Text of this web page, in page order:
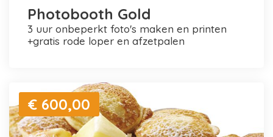
Photobooth Gold
3 uur onbeperkt foto's maken en printen
+gratis rode loper en afzetpalen
€ 600,00